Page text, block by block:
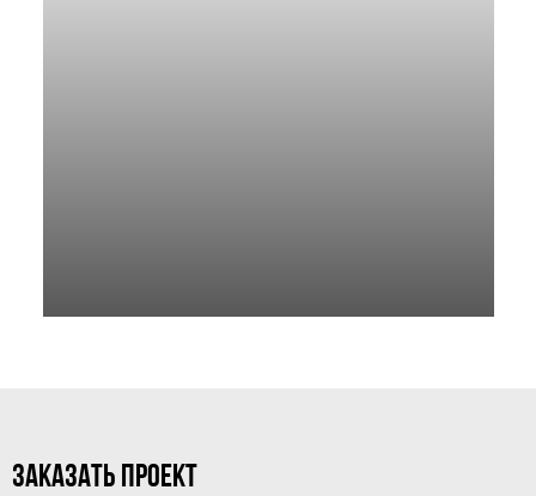
ЗАКАЗАТЬ ПРОЕКТ